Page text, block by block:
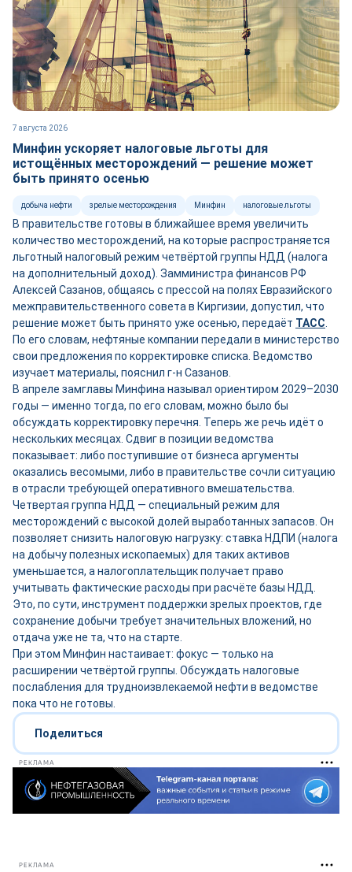
7 августа 2026
Минфин ускоряет налоговые льготы для
истощённых месторождений — решение может
быть принято осенью
добыча нефти зрелые месторождения Минфин налоговые льготы
В правительстве готовы в ближайшее время увеличить
количество месторождений, на которые распространяется
льготный налоговый режим четвёртой группы НДД (налога
на дополнительный доход). Замминистра финансов РФ
Алексей Сазанов, общаясь с прессой на полях Евразийского
межправительственного совета в Киргизии, допустил, что
решение может быть принято уже осенью, передаёт ТАСС
По его словам, нефтяные компании передали в министерство
свои предложения по корректировке списка. Ведомство
изучает материалы, пояснил г-н Сазанов.
В апреле замглавы Минфина называл ориентиром 2029–2030
годы — именно тогда, по его словам, можно было бы
обсуждать корректировку перечня. Теперь же речь идёт о
нескольких месяцах. Сдвиг в позиции ведомства
показывает: либо поступившие от бизнеса аргументы
оказались весомыми, либо в правительстве сочли ситуацию
в отрасли требующей оперативного вмешательства.
Четвертая группа НДД — специальный режим для
месторождений с высокой долей выработанных запасов. Он
позволяет снизить налоговую нагрузку: ставка НДПИ (налога
на добычу полезных ископаемых) для таких активов
уменьшается, а налогоплательщик получает право
учитывать фактические расходы при расчёте базы НДД.
Это, по сути, инструмент поддержки зрелых проектов, где
сохранение добычи требует значительных вложений, но
отдача уже не та, что на старте.
При этом Минфин настаивает: фокус — только на
расширении четвёртой группы. Обсуждать налоговые
послабления для трудноизвлекаемой нефти в ведомстве
пока что не готовы.
Поделиться
РЕКЛАМА
РЕКЛАМА